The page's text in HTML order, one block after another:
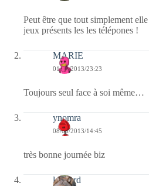
Peut être que tout simplement
jeux présents les les télépones !
MARIE
01/11/2013/23:23
Toujours seul face à soi même…
ynomra
08/08/2013/14:45
très bonne journée biz
louvard